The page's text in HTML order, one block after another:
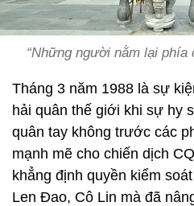
“Những người nằm lại phía
Tháng 3 năm 1988 là sự
hải quân thế giới khi sự hy
quân tay không trước các
mạnh mẽ cho chiến dịch
khẳng định quyền kiểm
Len Đao, Cô Lin mà đã